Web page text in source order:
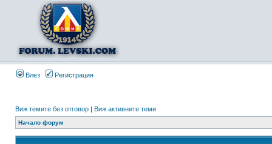
Влез Регистрация
Виж темите без отговор | Виж активните теми
Начало форум